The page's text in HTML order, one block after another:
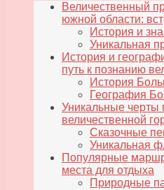
Величественный
южной области:
История и
Уникальная
История и
путь к познанию
История
География
Уникальные черты
величественной
Сказочные
Уникальная
Популярные
места для отдыха
Природные